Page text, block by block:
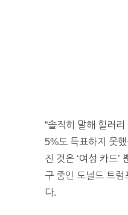
“솔직히 말해 힐러
5%도 득표하지 못
진 것은 ‘여성 카드’
구 중인 도널드 트럼
다.